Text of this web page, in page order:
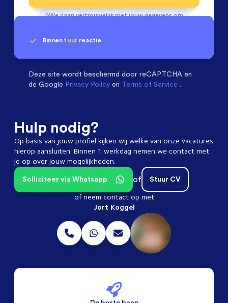
We gaan vertrouwelijk met jouw gegevens om
Binnen 1 uur reactie
met een 9.3
Deze site wordt beschermd door reCAPTCHA en
de Google Privacy Policy en Terms of Service .
Hulp nodig?
Op basis van jouw profiel kijken wij welke van onze vacatures
hierop aansluiten. Binnen 1 werkdag nemen we contact met
je op over jouw mogelijkheden.
Stuur CV
of
Solliciteer via Whatsapp
of neem contact op met
Jort Koggel